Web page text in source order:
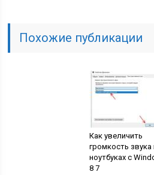
Похожие публикации
Как увеличить
громкость звука
ноутбуках с
8 7